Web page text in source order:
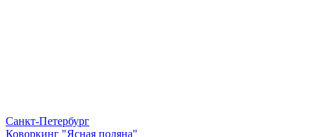
Санкт-Петербург
Коворкинг "Ясная поляна"